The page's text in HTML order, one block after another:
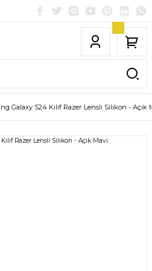
Galaxy S24 Kılıf Razer Lensli Silikon - Açık